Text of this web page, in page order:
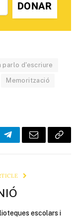
DONAR
parlo d'escriure
Memorització
TelegramEmail Copy
escolars i